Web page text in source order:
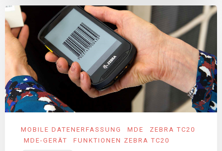
MOBILE DATENERFASSUNG MDE
ZEBRA TC20
MDE-GERÄT
FUNKTIONEN ZEBRA TC20